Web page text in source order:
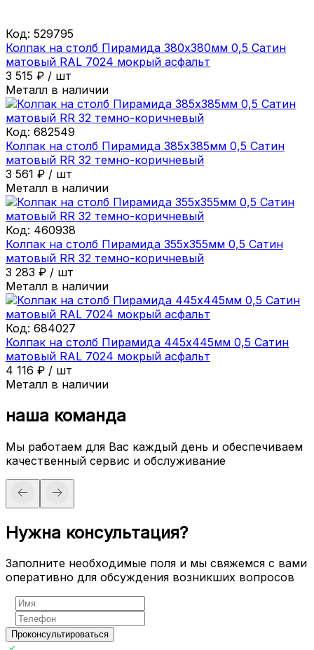
Код: 529795
Колпак на столб Пирамида 380х380мм 0,5 Сатин
матовый RAL 7024 мокрый асфальт
3 515 ₽ / шт
Металл в наличии
Код: 682549
Колпак на столб Пирамида 385х385мм 0,5 Сатин
матовый RR 32 темно-коричневый
3 561 ₽ / шт
Металл в наличии
Код: 460938
Колпак на столб Пирамида 355х355мм 0,5 Сатин
матовый RR 32 темно-коричневый
3 283 ₽ / шт
Металл в наличии
Код: 684027
Колпак на столб Пирамида 445х445мм 0,5 Сатин
матовый RAL 7024 мокрый асфальт
4 116 ₽ / шт
Металл в наличии
наша команда
Мы работаем для Вас каждый день и обеспечиваем
качественный сервис и обслуживание
Нужна консультация?
Заполните необходимые поля и мы свяжемся с вами
оперативно для обсуждения возникших вопросов
Проконсультироваться